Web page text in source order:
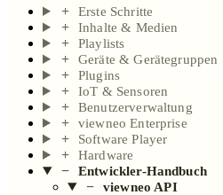
Erste Schritte
Inhalte & Medien
Playlists
Geräte & Gerätegruppen
Plugins
IoT & Sensoren
Benutzerverwaltung
viewneo Enterprise
Software Player
Hardware
Entwickler-Handbuch
viewneo API